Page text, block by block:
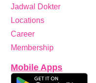
Jadwal Dokter
Locations
Career
Membership
Mobile Apps